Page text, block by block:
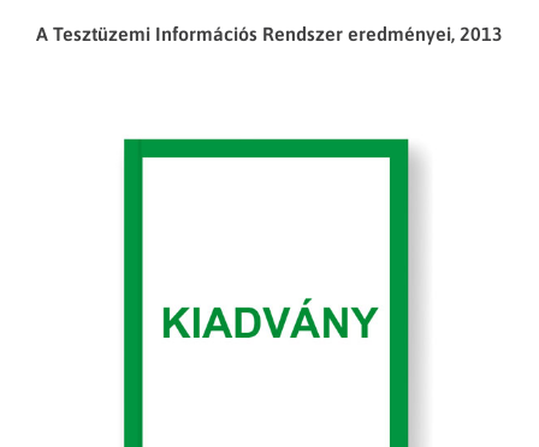
A Tesztüzemi Információs Rendszer eredményei, 2013